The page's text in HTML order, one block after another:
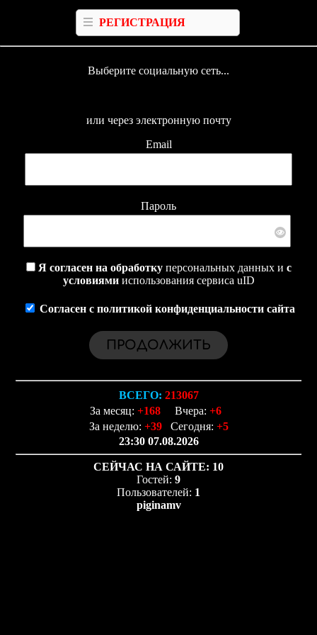
РЕГИСТРАЦИЯ
Выберите социальную сеть...
или через электронную почту
Email
Пароль
Я согласен на обработкуперсональных данных и с
условиямииспользования сервиса uID
Согласен с политикой конфиденциальности сайта
ВСЕГО: 213067
За месяц: +168 Вчера: +6
За неделю: +39 Сегодня: +5
23:30 07.08.2026
СЕЙЧАС НА САЙТЕ: 10
Гостей: 9
Пользователей: 1
piginamv